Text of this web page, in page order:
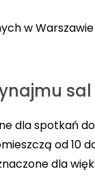
w
dla spotkań
od 10
dla